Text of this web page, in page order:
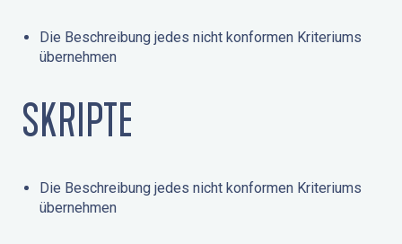
Die Beschreibung jedes nicht konformen Kriteriums
übernehmen
SKRIPTE
Die Beschreibung jedes nicht konformen Kriteriums
übernehmen